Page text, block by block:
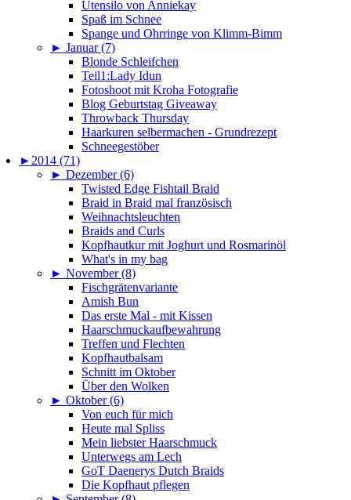
Utensilo von Anniekay
Spaß im Schnee
Spange und Ohrringe von Klimm-Bimm
► Januar (7)
Blonde Schleifchen
Teil1:Lady Idun
Fotoshoot mit Kroha Fotografie
Blog Geburtstag Giveaway
Throwback Thursday
Haarkuren selbermachen - Grundrezept
Schneegestöber
► 2014 (71)
► Dezember (6)
Twisted Edge Fishtail Braid
Braid in Braid mal französisch
Weihnachtsleuchten
Braids and Curls
Kopfhautkur mit Joghurt und Rosmarinöl
What's in my bag
► November (8)
Fischgrätenvariante
Amish Bun
Das erste Mal - mit Kissen
Haarschmuckaufbewahrung
Treffen und Flechten
Kopfhautbalsam
Schnitt im Oktober
Über den Wolken
► Oktober (6)
Von euch für mich
Heute mal Spliss
Mein liebster Haarschmuck
Unterwegs am Lech
GoT Daenerys Dutch Braids
Die Kopfhaut pflegen